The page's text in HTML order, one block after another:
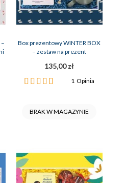
Box prezentowy WINTER BOX
– zestaw na prezent
135,00 zł
Ocena:
1Opinia
BRAK W MAGAZYNIE